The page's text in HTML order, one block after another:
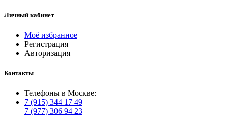
Личный кабинет
Моё избранное
Регистрация
Авторизация
Контакты
Телефоны в Москве:
7 (915) 344 17 49
7 (977) 306 94 23